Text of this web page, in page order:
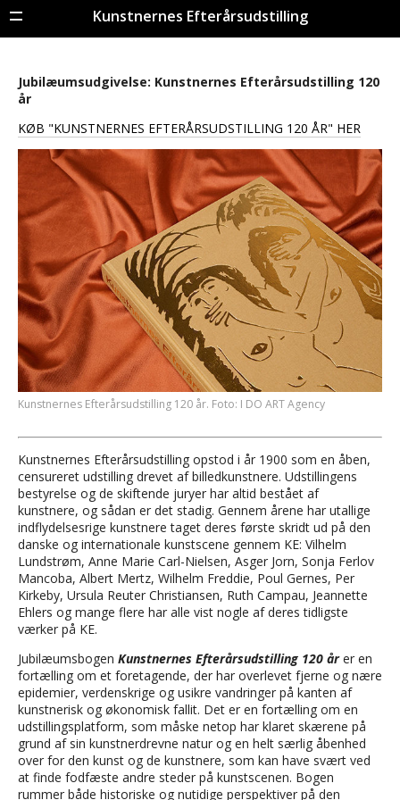
Kunstnernes Efterårsudstilling
Jubilæumsudgivelse: Kunstnernes Efterårsudstilling 120
år
KØB "KUNSTNERNES EFTERÅRSUDSTILLING 120 ÅR" HER
Kunstnernes Efterårsudstilling 120 år. Foto: I DO ART Agency
Kunstnernes Efterårsudstilling opstod i år 1900 som en åben,
censureret udstilling drevet af billedkunstnere. Udstillingens
bestyrelse og de skiftende juryer har altid bestået af
kunstnere, og sådan er det stadig. Gennem årene har utallige
indflydelsesrige kunstnere taget deres første skridt ud på den
danske og internationale kunstscene gennem KE: Vilhelm
Lundstrøm, Anne Marie Carl-Nielsen, Asger Jorn, Sonja Ferlov
Mancoba, Albert Mertz, Wilhelm Freddie, Poul Gernes, Per
Kirkeby, Ursula Reuter Christiansen, Ruth Campau, Jeannette
Ehlers og mange flere har alle vist nogle af deres tidligste
værker på KE.
Jubilæumsbogen Kunstnernes Efterårsudstilling 120 årer en
fortælling om et foretagende, der har overlevet fjerne og nære
epidemier, verdenskrige og usikre vandringer på kanten af
kunstnerisk og økonomisk fallit. Det er en fortælling om en
udstillingsplatform, som måske netop har klaret skærene på
grund af sin kunstnerdrevne natur og en helt særlig åbenhed
over for den kunst og de kunstnere, som kan have svært ved
at finde fodfæste andre steder på kunstscenen. Bogen
rummer både historiske og nutidige perspektiver på den